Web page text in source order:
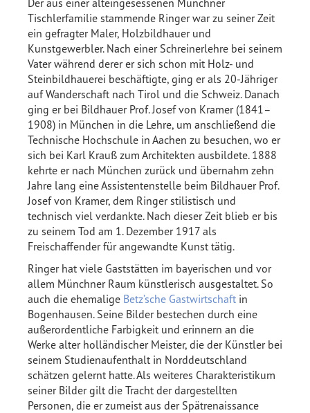
Der aus einer alteingesessenen Münchner
Tischlerfamilie stammende Ringer war zu seiner Zeit
ein gefragter Maler, Holzbildhauer und
Kunstgewerbler. Nach einer Schreinerlehre bei seinem
Vater während derer er sich schon mit Holz- und
Steinbildhauerei beschäftigte, ging er als 20-Jähriger
auf Wanderschaft nach Tirol und die Schweiz. Danach
ging er bei Bildhauer Prof. Josef von Kramer (1841–
1908) in München in die Lehre, um anschließend die
Technische Hochschule in Aachen zu besuchen, wo er
sich bei Karl Krauß zum Architekten ausbildete. 1888
kehrte er nach München zurück und übernahm zehn
Jahre lang eine Assistentenstelle beim Bildhauer Prof.
Josef von Kramer, dem Ringer stilistisch und
technisch viel verdankte. Nach dieser Zeit blieb er bis
zu seinem Tod am 1. Dezember 1917 als
Freischaffender für angewandte Kunst tätig.
Ringer hat viele Gaststätten im bayerischen und vor
allem Münchner Raum künstlerisch ausgestaltet. So
auch die ehemalige Betz’sche Gastwirtschaft in
Bogenhausen. Seine Bilder bestechen durch eine
außerordentliche Farbigkeit und erinnern an die
Werke alter holländischer Meister, die der Künstler bei
seinem Studienaufenthalt in Norddeutschland
schätzen gelernt hatte. Als weiteres Charakteristikum
seiner Bilder gilt die Tracht der dargestellten
Personen, die er zumeist aus der Spätrenaissance